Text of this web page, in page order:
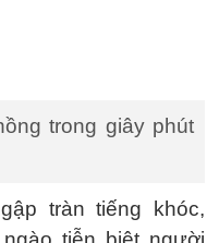
trong giây phút
tràn tiếng khóc,